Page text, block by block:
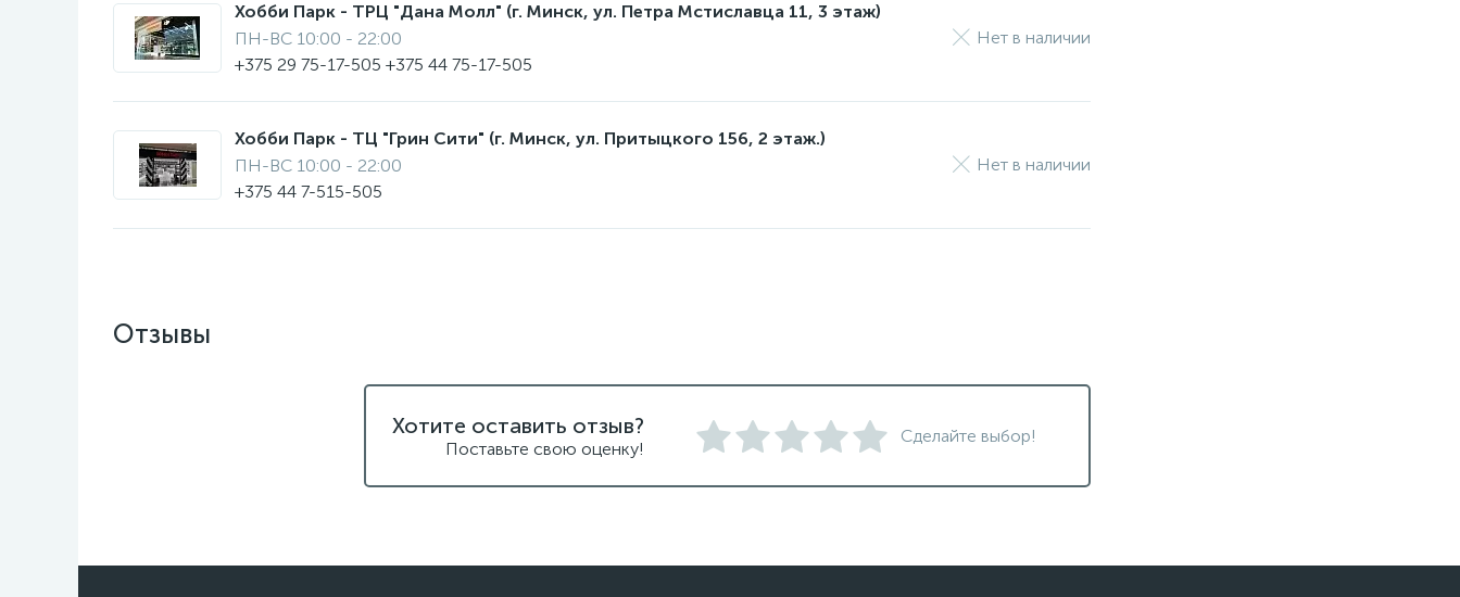
Хобби Парк - ТРЦ "Дана Молл" (г. Минск, ул. Петра Мстиславца 11, 3 этаж)
ПН-ВС 10:00 - 22:00
+375 29 75-17-505 +375 44 75-17-505
Нет в наличии
Хобби Парк - ТЦ "Грин Сити" (г. Минск, ул. Притыцкого 156, 2 этаж.)
ПН-ВС 10:00 - 22:00
+375 44 7-515-505
Нет в наличии
Отзывы
Хотите оставить отзыв?
Поставьте свою оценку!
Сделайте выбор!